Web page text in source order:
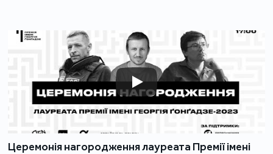
Церемонія нагородження лауреата Премії імені